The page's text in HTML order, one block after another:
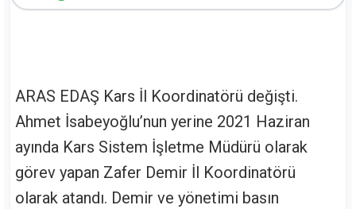
ARAS EDAŞ Kars İl Koordinatörü değişti.
Ahmet İsabeyoğlu’nun yerine 2021 Haziran
ayında Kars Sistem İşletme Müdürü olarak
görev yapan Zafer Demir İl Koordinatörü
olarak atandı. Demir ve yönetimi basın